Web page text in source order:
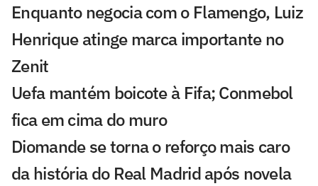
Enquanto negocia com o Flamengo, Luiz
Henrique atinge marca importante no
Zenit
Uefa mantém boicote à Fifa; Conmebol
fica em cima do muro
Diomande se torna o reforço mais caro
da história do Real Madrid após novela